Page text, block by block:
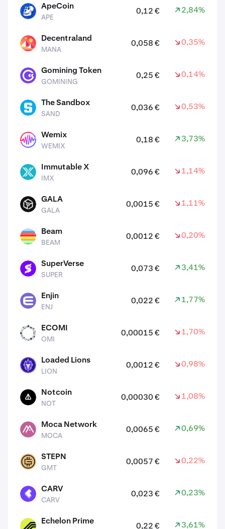
APE ApeCoin
APE
0,12 € 2,84%
MANA Decentraland
MANA
0,058 € 0,35%
GOMINING Gomining Token
GOMINING
0,25 € 0,14%
SAND The Sandbox
SAND
0,036 € 0,53%
WEMIX Wemix
WEMIX
0,18 € 3,73%
IMX Immutable X
IMX
0,096 € 1,14%
GALA GALA
GALA
0,0015 € 1,11%
BEAM Beam
BEAM
0,0012 € 0,20%
SUPER SuperVerse
SUPER
0,073 € 3,41%
ENJ Enjin
ENJ
0,022 € 1,77%
ECOMI
OMI
0,00015 € 1,70%
LION Loaded Lions
LION
0,0012 € 0,98%
NOT Notcoin
NOT
0,00030 € 1,08%
MOCA Moca Network
MOCA
0,0065 € 0,69%
GMT STEPN
GMT
0,0057 € 0,22%
CARV CARV
CARV
0,023 € 0,23%
PRIME Echelon Prime 0,22 € 3,61%